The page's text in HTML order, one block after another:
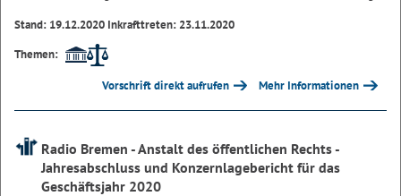
Stand: 19.12.2020 Inkrafttreten: 23.11.2020
Themen:
Vorschrift direkt aufrufen Mehr Informationen
Radio Bremen - Anstalt des öffentlichen Rechts -
Jahresabschluss und Konzernlagebericht für das
Geschäftsjahr 2020